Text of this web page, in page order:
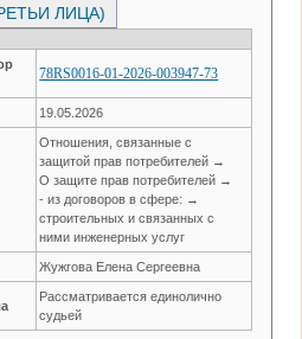
ЛИЦА)
78RS0016-01-2026-003947-73
19.05.2026
Отношения, связанные с
защитой прав потребителей →
О защите прав потребителей →
- из договоров в сфере: →
строительных и связанных с
ними инженерных услуг
Жужгова Елена Сергеевна
Рассматривается единолично
судьей